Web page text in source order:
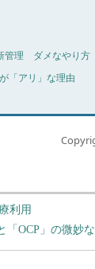
管理 ダメなやり方
「アリ」な理由
利用
「OCP」の微妙